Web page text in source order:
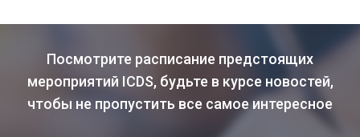
Посмотрите расписание предстоящих
мероприятий ICDS, будьте в курсе новостей,
чтобы не пропустить все самое интересное